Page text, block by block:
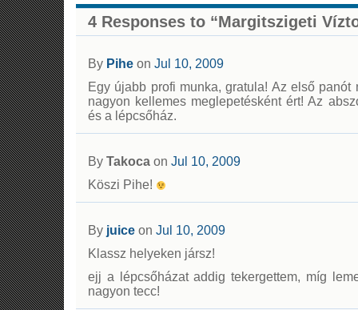
4 Responses to “Margitszigeti
By Pihe on Jul 10, 2009
Egy újabb profi munka, gratula! Az első panót
nagyon kellemes meglepetésként ért! Az
és a lépcsőház.
By Takoca on Jul 10, 2009
Köszi Pihe!
By juice on Jul 10, 2009
Klassz helyeken jársz!
ejj a lépcsőházat addig tekergettem, míg
nagyon tecc!